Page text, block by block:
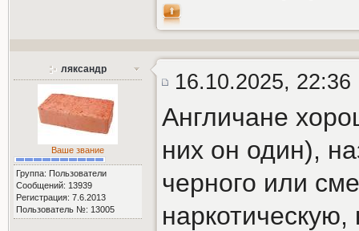
ляксандр
Ваше звание
Группа: Пользователи
Сообщений: 13939
Регистрация: 7.6.2013
Пользователь №: 13005
16.10.2025, 22:36
Англичане
них он один),
черного или
наркотическую,